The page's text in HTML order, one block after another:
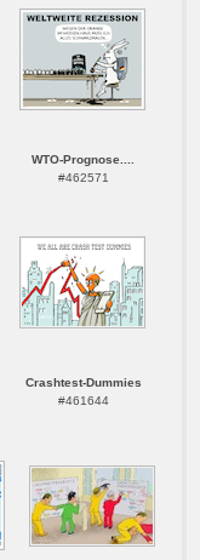
WTO-Prognose....
#462571
Crashtest-Dummies
#461644